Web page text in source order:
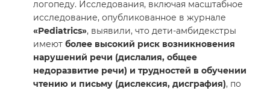
логопеду. Исследования, включая масштабное
исследование, опубликованное в журнале
«Pediatrics», выявили, что дети-амбидекстры
имеют более высокий риск возникновения
нарушений речи (дислалия, общее
недоразвитие речи) и трудностей в обучении
чтению и письму (дислексия, дисграфия), по